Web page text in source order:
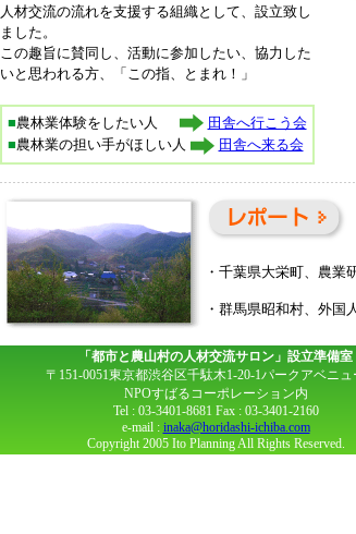
人材交流の流れを支援する組織として、設立致し
ました。
この趣旨に賛同し、活動に参加したい、協力した
いと思われる方、「この指、とまれ！」
■農林業体験をしたい人
田舎へ行こう会
■農林業の担い手がほしい人 田舎へ来る会
・千葉県大栄町、農業
・群馬県昭和村、外国
「都市と農山村の人材交流サロン」設立準備室
〒151-0051東京都渋谷区千駄木1-20-1パークアベニュ
NPOすばるコーポレーション内
Tel : 03-3401-8681 Fax : 03-3401-2160
e-mail : inaka@horidashi-ichiba.com
Copyright 2005 Ito Planning All Rights Reserved.